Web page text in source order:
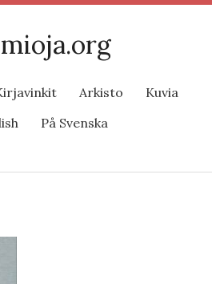
Arkisto
Kuvia
På Svenska